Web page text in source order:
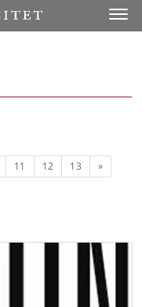
11 12 13 Næste
»